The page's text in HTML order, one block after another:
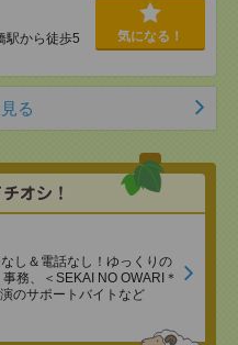
駅から徒歩5
気になる！
る
し＆電話なし！ゆっくりの
務、＜SEKAI NO OWARI＊
のサポートバイトなど